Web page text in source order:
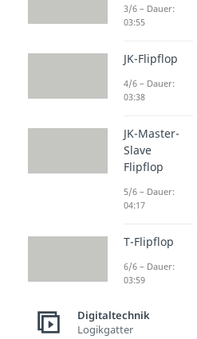
3/6 – Dauer:
03:55
JK-Flipflop
4/6 – Dauer:
03:38
JK-Master-
Slave
Flipflop
5/6 – Dauer:
04:17
T-Flipflop
6/6 – Dauer:
03:59
Digitaltechnik
Logikgatter